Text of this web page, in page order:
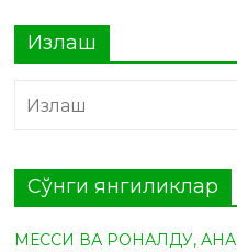
Излаш
Сўнги янгиликлар
МЕССИ ВА РОНАЛДУ,